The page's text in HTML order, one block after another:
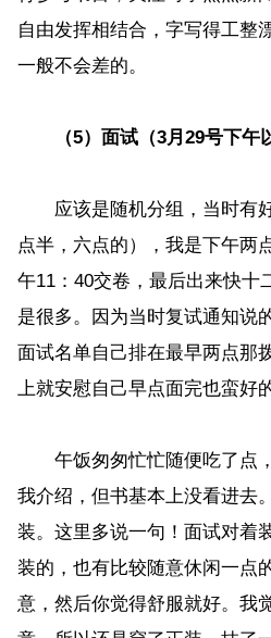
自由发挥相结合，字写得工整
一般不会差的。
（5）面试（3月29号下午
应该是随机分组，当时有
点半，六点的），我是下午两
午11：40交卷，最后出来快十
是很多。因为当时复试通知说
面试名单自己排在最早两点那
上就安慰自己早点面完也蛮好
午饭匆匆忙忙随便吃了点，
我介绍，但书基本上没看进去
装。这里多说一句！面试对着
装的，也有比较随意休闲一点
意，然后你觉得舒服就好。我